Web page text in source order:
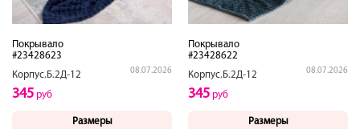
Покрывало
#23428623
Корпус.Б.2Д-12
08.07.2026
345 руб
Размеры
Покрывало
#23428622
Корпус.Б.2Д-12
08.07.2026
345 руб
Размеры